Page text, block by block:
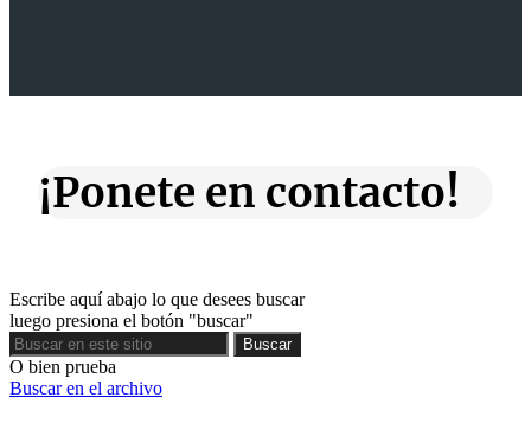
¡Ponete en contacto!
Escribe aquí abajo lo que desees buscar
luego presiona el botón "buscar"
Buscar
Buscar
O bien prueba
Buscar en el archivo